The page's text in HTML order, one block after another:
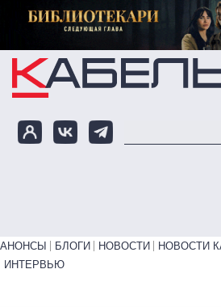
Перейти к основному содержанию
Primary links bottom
АНОНСЫ БЛОГИ НОВОСТИ НОВОСТИ
ИНТЕРВЬЮ